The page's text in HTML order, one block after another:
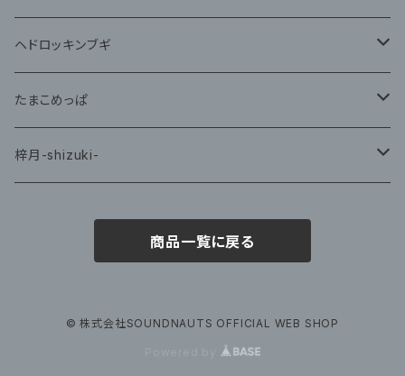
藤咲ゆみ
ヘドロッキンブギ
CD
たまこめっぱ
グッズ
梓月-shizuki-
商品一覧に戻る
© 株式会社SOUNDNAUTS OFFICIAL WEB SHOP
Powered by